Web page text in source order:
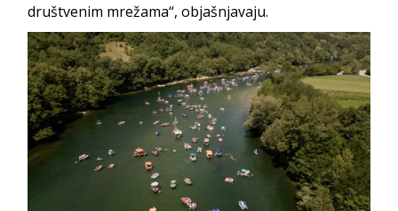
društvenim mrežama“, objašnjavaju.